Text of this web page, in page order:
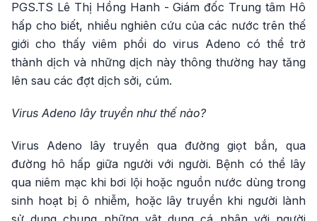
PGS.TS Lê Thị Hồng Hanh - Giám đốc Trung tâm Hô
hấp cho biết, nhiều nghiên cứu của các nước trên thế
giới cho thấy viêm phổi do virus Adeno có thể trở
thành dịch và những dịch này thông thường hay tăng
lên sau các đợt dịch sởi, cúm.
Virus Adeno lây truyền như thế nào?
Virus Adeno lây truyền qua đường giọt bắn, qua
đường hô hấp giữa người với người. Bệnh có thể lây
qua niêm mạc khi bơi lội hoặc nguồn nước dùng trong
sinh hoạt bị ô nhiễm, hoặc lây truyền khi người lành